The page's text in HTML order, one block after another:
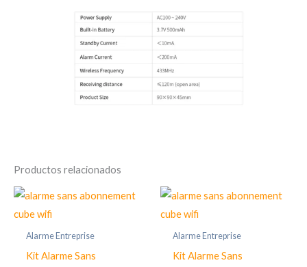
Productos relacionados
Alarme Entreprise
Kit Alarme Sans
Alarme Entreprise
Kit Alarme Sans